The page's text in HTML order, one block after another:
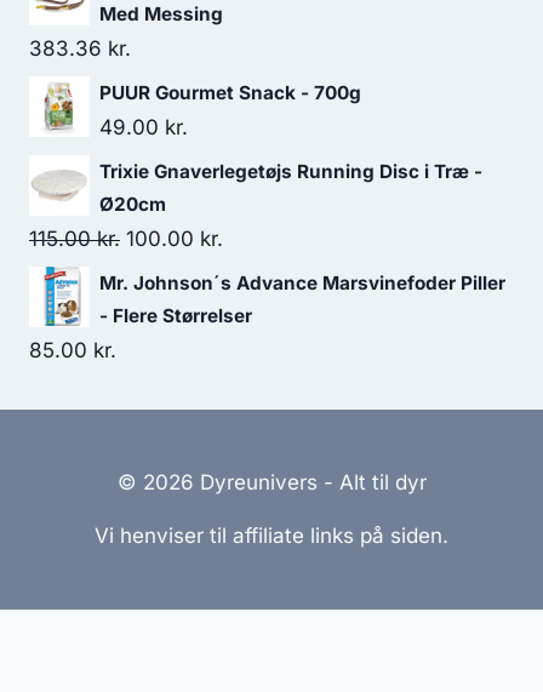
Med Messing
383.36 kr.
PUUR Gourmet Snack - 700g
49.00 kr.
Trixie Gnaverlegetøjs Running Disc i Træ -
Ø20cm
115.00kr. Den
oprindelige
pris
100.00 kr.
aktuelle
pris
Mr. Johnson´s Advance Marsvinefoder Piller
- Flere Størrelser
85.00 kr.
© 2026 Dyreunivers - Alt til dyr
Vi henviser til affiliate links på siden.